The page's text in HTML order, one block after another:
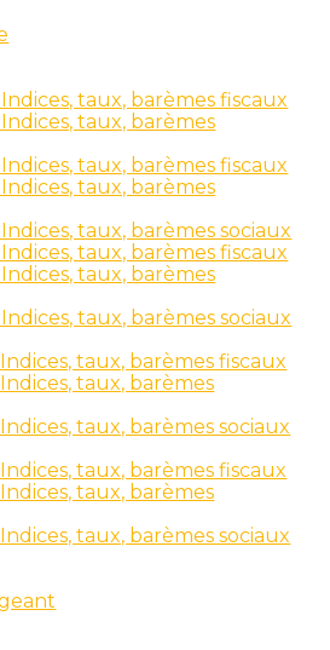
taux, barèmes fiscaux
taux, barèmes
taux, barèmes fiscaux
taux, barèmes
taux, barèmes sociaux
taux, barèmes fiscaux
taux, barèmes
taux, barèmes sociaux
taux, barèmes fiscaux
taux, barèmes
taux, barèmes sociaux
taux, barèmes fiscaux
taux, barèmes
taux, barèmes sociaux